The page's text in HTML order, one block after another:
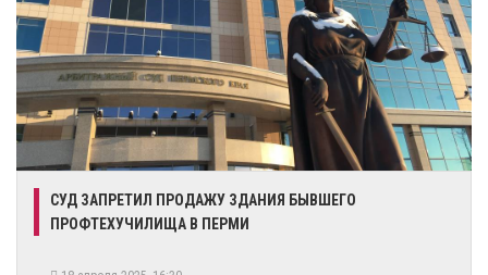
СУД ЗАПРЕТИЛ ПРОДАЖУ ЗДАНИЯ БЫВШЕГО
ПРОФТЕХУЧИЛИЩА В ПЕРМИ